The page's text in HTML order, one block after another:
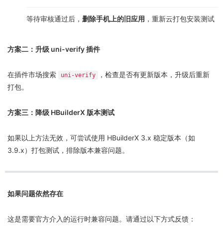
等待审核通过后， 删除手机上的旧应用 ，重新云打包安装测试
方案二：升级 uni-verify 插件
在插件市场搜索 uni-verify
，检查是否有更新版本，升级后重新
打包。
方案三：降级 HBuilderX 版本测试
如果以上方法无效，可尝试使用 HBuilderX 3.x 稳定版本（如
3.9.x）打包测试，排除版本兼容问题。
如果问题依然存在
这是需要官方介入的运行时兼容问题。请通过以下方式反馈：